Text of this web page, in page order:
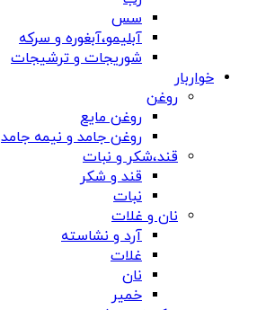
سس
آبلیمو،آبغوره و سرکه
شوریجات و ترشیجات
خواربار
روغن
روغن مایع
روغن جامد و نیمه جامد
قند،شکر و نبات
قند و شکر
نبات
نان و غلات
آرد و نشاسته
غلات
نان
خمیر